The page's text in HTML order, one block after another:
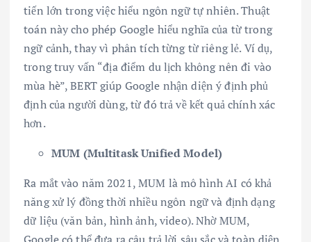
tiến lớn trong việc hiểu ngôn ngữ tự nhiên. Thuật
toán này cho phép Google hiểu nghĩa của từ trong
ngữ cảnh, thay vì phân tích từng từ riêng lẻ. Ví dụ,
trong truy vấn “địa điểm du lịch không nên đi vào
mùa hè”, BERT giúp Google nhận diện ý định phủ
định của người dùng, từ đó trả về kết quả chính xác
hơn.
MUM (Multitask Unified Model)
Ra mắt vào năm 2021, MUM là mô hình AI có khả
năng xử lý đồng thời nhiều ngôn ngữ và định dạng
dữ liệu (văn bản, hình ảnh, video). Nhờ MUM,